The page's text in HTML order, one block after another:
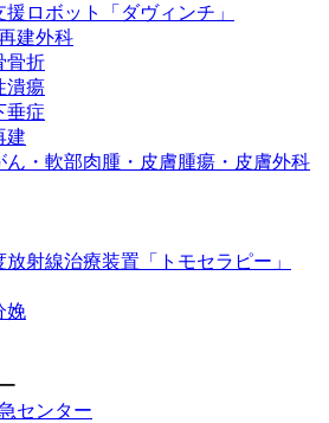
援ロボット「ダヴィンチ」
建外科
骨折
潰瘍
垂症
建
ん・軟部肉腫・皮膚腫瘍・皮膚外科
放射線治療装置「トモセラピー」
娩
センター